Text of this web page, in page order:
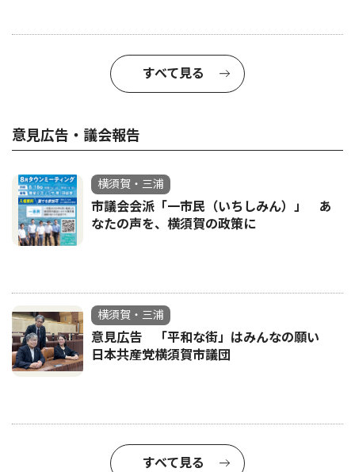
すべて見る
意見広告・議会報告
横須賀・三浦
市議会会派「一市民（いちしみん）」 あ
なたの声を、横須賀の政策に
横須賀・三浦
意見広告 「平和な街」はみんなの願い
日本共産党横須賀市議団
すべて見る